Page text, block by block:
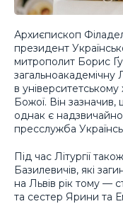
Архиєпископ
президент
митрополит Борис
загальноакадемічну
в університетському
Божої. Він
однак є
пресслужба
Під час Літургії
Базилевичів, які
на Львів рік тому —
та сестер Ярини та